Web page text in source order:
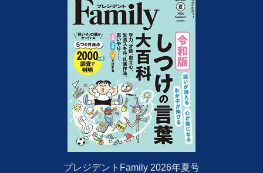
プレジデントFamily 2026年夏号